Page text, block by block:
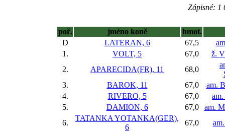
Zápisné: 1
poř. jméno koně
hmot.
D
LATERAN, 6 67,5
1.
VOLT, 5 67,0
ž.
2.
APARECIDA(FR), 11 68,0
3.
BAROK, 11 67,0
am.
4.
RIVERO, 5 67,0
5.
DAMION, 6 67,0
am.
6.
TATANKA YOTANKA(GER),
6
67,0